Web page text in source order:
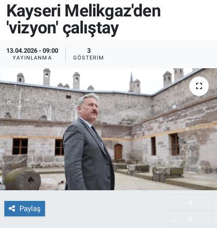
Kayseri Melikgaz'den
'vizyon' çalıştay
13.04.2026 - 09:00
YAYINLANMA
3
GÖSTERIM
Paylaş
Tüm Haberler
İletişim
Künye
Süper Lig Puan Durumu ve Fikstür
Tüm Manşetler
Son Dakika Haberleri
Haber Arşivi